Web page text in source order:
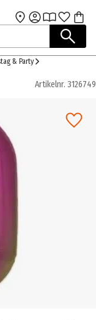
& Party
Artikelnr. 3126749